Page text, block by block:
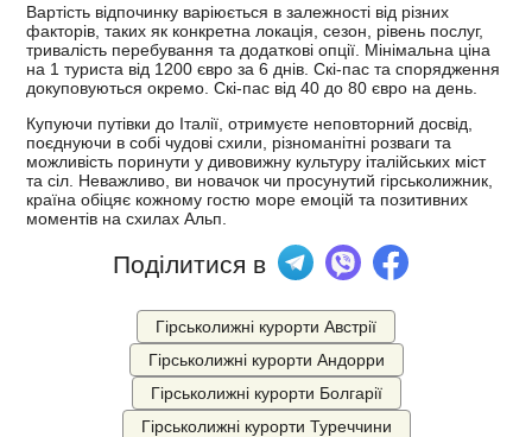
Вартість відпочинку варіюється в залежності від різних
факторів, таких як конкретна локація, сезон, рівень послуг,
тривалість перебування та додаткові опції. Мінімальна ціна
на 1 туриста від 1200 євро за 6 днів. Скі-пас та спорядження
докуповуються окремо. Скі-пас від 40 до 80 євро на день.
Купуючи путівки до Італії, отримуєте неповторний досвід,
поєднуючи в собі чудові схили, різноманітні розваги та
можливість поринути у дивовижну культуру італійських міст
та сіл. Неважливо, ви новачок чи просунутий гірськолижник,
країна обіцяє кожному гостю море емоцій та позитивних
моментів на схилах Альп.
Поділитися в
Гірськолижні курорти Австрії
Гірськолижні курорти Андорри
Гірськолижні курорти Болгарії
Гірськолижні курорти Туреччини